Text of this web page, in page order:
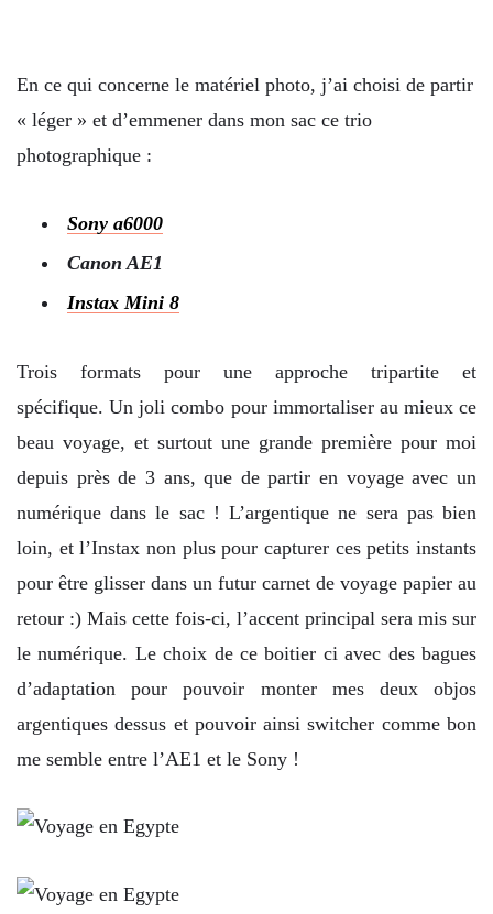
En ce qui concerne le matériel photo, j’ai choisi de partir
« léger » et d’emmener dans mon sac ce trio
photographique :
Sony a6000
Canon AE1
Instax Mini 8
Trois formats pour une approche tripartite et
spécifique. Un joli combo pour immortaliser au mieux ce
beau voyage, et surtout une grande première pour moi
depuis près de 3 ans, que de partir en voyage avec un
numérique dans le sac ! L’argentique ne sera pas bien
loin, et l’Instax non plus pour capturer ces petits instants
pour être glisser dans un futur carnet de voyage papier au
retour :) Mais cette fois-ci, l’accent principal sera mis sur
le numérique. Le choix de ce boitier ci avec des bagues
d’adaptation pour pouvoir monter mes deux objos
argentiques dessus et pouvoir ainsi switcher comme bon
me semble entre l’AE1 et le Sony !